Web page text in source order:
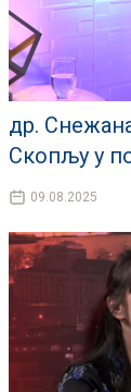
др.
Скопљу у
09.08.2025